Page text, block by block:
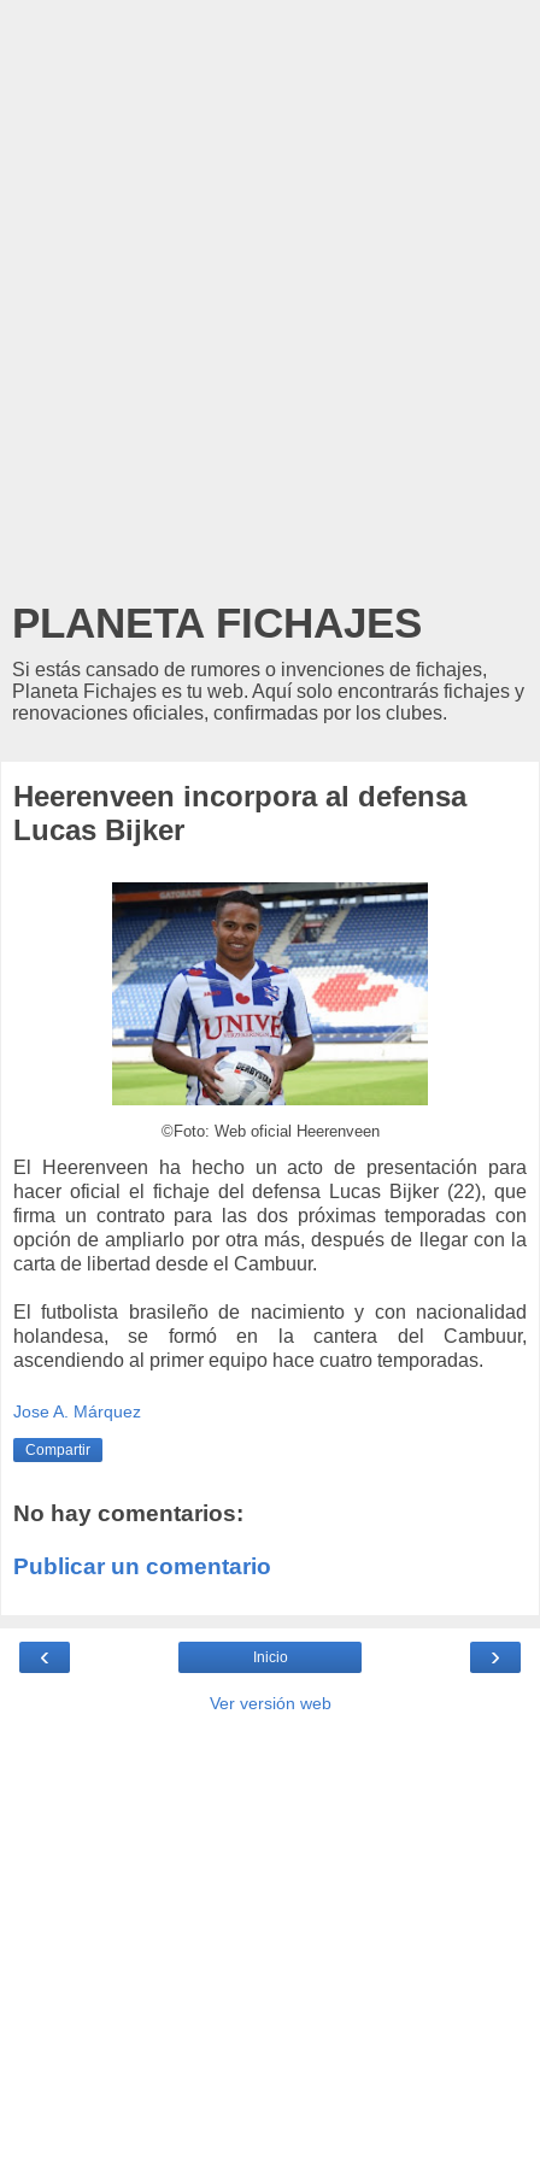
PLANETA FICHAJES
Si estás cansado de rumores o invenciones de fichajes,
Planeta Fichajes es tu web. Aquí solo encontrarás fichajes y
renovaciones oficiales, confirmadas por los clubes.
Heerenveen incorpora al defensa
Lucas Bijker
©Foto: Web oficial Heerenveen
El Heerenveen ha hecho un acto de presentación para
hacer oficial el fichaje del defensa Lucas Bijker (22), que
firma un contrato para las dos próximas temporadas con
opción de ampliarlo por otra más, después de llegar con la
carta de libertad desde el Cambuur.
El futbolista brasileño de nacimiento y con nacionalidad
holandesa, se formó en la cantera del Cambuur,
ascendiendo al primer equipo hace cuatro temporadas.
Jose A. Márquez
Compartir
No hay comentarios:
Publicar un comentario
‹ ›
Inicio
Ver versión web